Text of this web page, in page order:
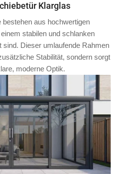
Klarglas
aus hochwertigen
stabilen und schlanken
sind. Dieser umlaufende Rahmen
Stabilität, sondern sorgt
moderne Optik.